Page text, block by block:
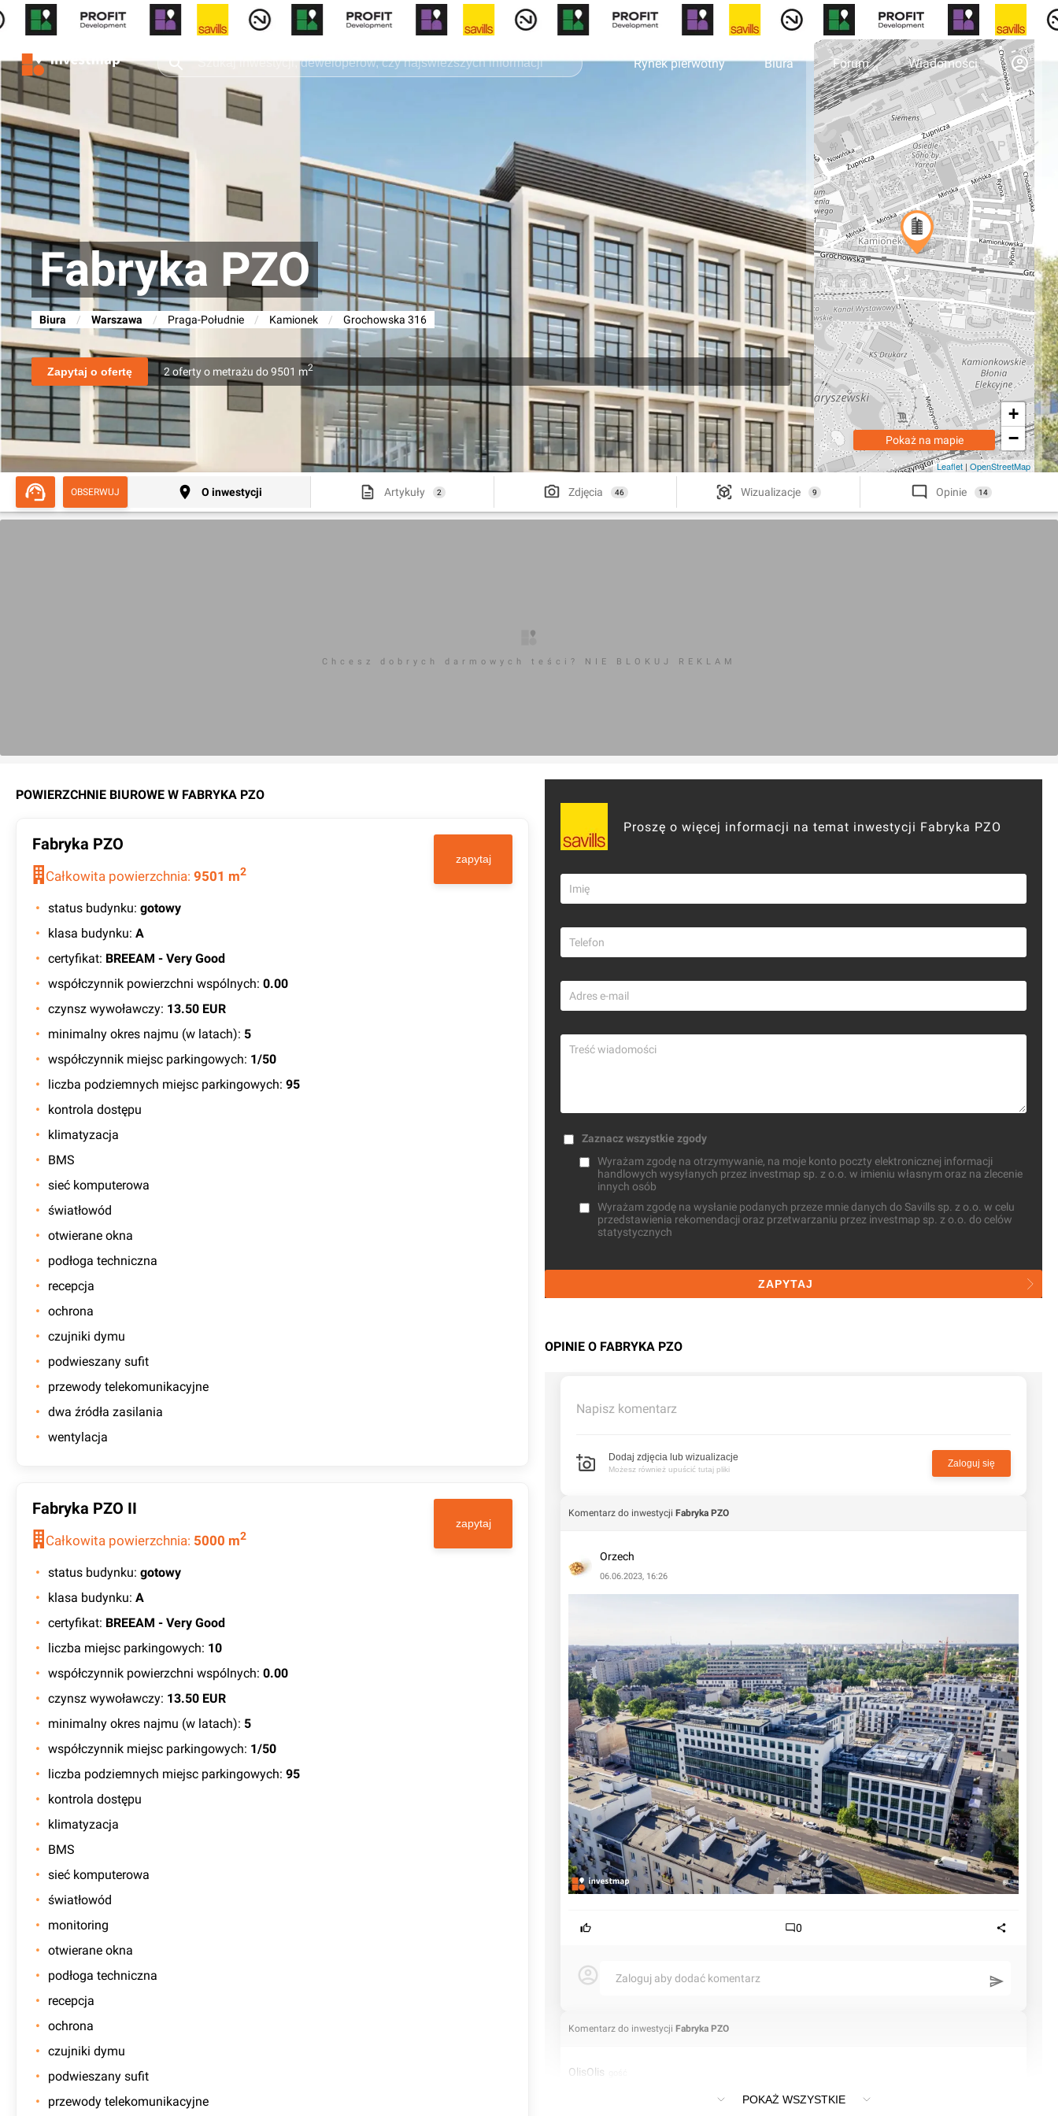
Rynek pierwotny Biura Forum Wiadomości
Fabryka PZO
Biura / Warszawa / Praga-Południe / Kamionek / Grochowska 316
Zapytaj o ofertę 2 oferty o metrażu do9501 m2
+
−
Leaflet | OpenStreetMap
Pokaż na mapie
OBSERWUJ O inwestycji Artykuły 2 Zdjęcia 46 Wizualizacje 9 Opinie 14
Chcesz dobrych darmowych teści? NIE BLOKUJ REKLAM
POWIERZCHNIE BIUROWE W FABRYKA PZO
Fabryka PZO
zapytaj
Całkowita powierzchnia: 9501 m2
status budynku: gotowy
klasa budynku: A
certyfikat: BREEAM - Very Good
współczynnik powierzchni wspólnych: 0.00
czynsz wywoławczy: 13.50 EUR
minimalny okres najmu (w latach): 5
współczynnik miejsc parkingowych: 1/50
liczba podziemnych miejsc parkingowych: 95
kontrola dostępu
klimatyzacja
BMS
sieć komputerowa
światłowód
otwierane okna
podłoga techniczna
recepcja
ochrona
czujniki dymu
podwieszany sufit
przewody telekomunikacyjne
dwa źródła zasilania
wentylacja
Fabryka PZO II
zapytaj
Całkowita powierzchnia: 5000 m2
status budynku: gotowy
klasa budynku: A
certyfikat: BREEAM - Very Good
liczba miejsc parkingowych: 10
współczynnik powierzchni wspólnych: 0.00
czynsz wywoławczy: 13.50 EUR
minimalny okres najmu (w latach): 5
współczynnik miejsc parkingowych: 1/50
liczba podziemnych miejsc parkingowych: 95
kontrola dostępu
klimatyzacja
BMS
sieć komputerowa
światłowód
monitoring
otwierane okna
podłoga techniczna
recepcja
ochrona
czujniki dymu
podwieszany sufit
przewody telekomunikacyjne
Proszę o więcej informacji na temat inwestycji Fabryka PZO
Zaznacz wszystkie zgody
Wyrażam zgodę na otrzymywanie, na moje konto poczty elektronicznej informacji
handlowych wysyłanych przez investmap sp. z o.o. w imieniu własnym oraz na zlecenie
innych osób
Wyrażam zgodę na wysłanie podanych przeze mnie danych do Savills sp. z o.o. w celu
przedstawienia rekomendacji oraz przetwarzaniu przez investmap sp. z o.o. do celów
statystycznych
ZAPYTAJ
OPINIE O FABRYKA PZO
Napisz komentarz
Dodaj zdjęcia lub wizualizacje
Możesz również upuścić tutaj pliki
Zaloguj się
Komentarz do inwestycji Fabryka PZO
Orzech
06.06.2023, 16:26
0
Zaloguj aby dodać komentarz
Komentarz do inwestycji Fabryka PZO
OlisOlis
POKAŻ WSZYSTKIE